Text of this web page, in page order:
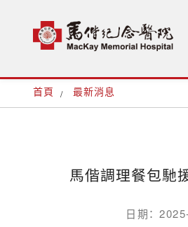
首頁 最新消息
馬偕調理餐包馳
日期：